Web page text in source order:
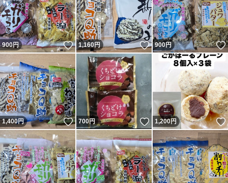
900円 いいね！
1,160円 いいね！
900円
1,400円 いいね！
700円 いいね！
1,200円